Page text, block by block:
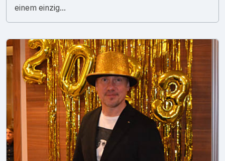
einem einzig...